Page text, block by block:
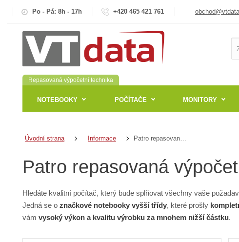
Po - Pá: 8h - 17h +420 465 421 761
Repasovaná výpočetní technika
NOTEBOOKY POČÍTAČE MONITORY
Úvodní strana Informace
Patro repasovaná
Hledáte kvalitní počítač, který bude splňovat všechny vaše
Jedná se označkové notebooky vyšší třídy, které prošly
vámvysoký výkon a kvalitu výrobku za mnohem nižší částku.